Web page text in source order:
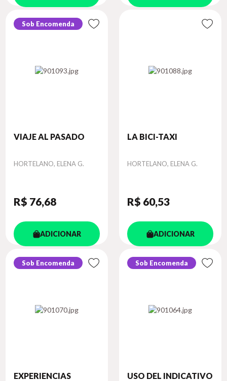
Sob Encomenda
VIAJE AL PASADO
Autor
HORTELANO, ELENA G.
R$ 76,68
ADICIONAR
LA BICI-TAXI
Autor
HORTELANO, ELENA G.
R$ 60,53
ADICIONAR
Sob Encomenda
EXPERIENCIAS
Sob Encomenda
USO DEL INDICATIVO